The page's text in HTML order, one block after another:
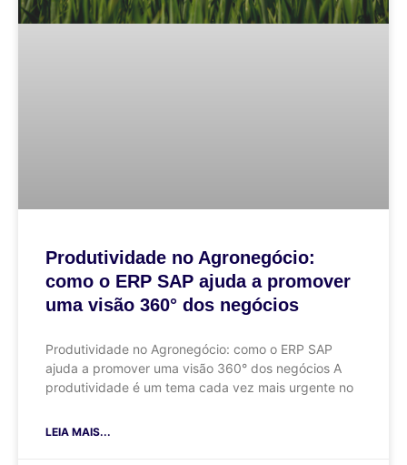
Produtividade no Agronegócio:
como o ERP SAP ajuda a promover
uma visão 360° dos negócios
Produtividade no Agronegócio: como o ERP SAP
ajuda a promover uma visão 360° dos negócios A
produtividade é um tema cada vez mais urgente no
LEIA MAIS...